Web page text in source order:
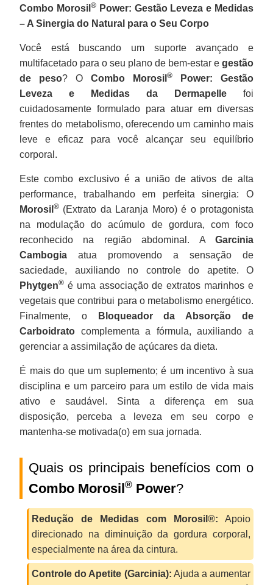
Combo Morosil ®Power: Gestão Leveza e Medidas
– A Sinergia do Natural para o Seu Corpo
Você está buscando um suporte avançado e
multifacetado para o seu plano de bem-estar e gestão
de peso? O Combo Morosil ®
Power: Gestão
Leveza e Medidas da Dermapelle foi
cuidadosamente formulado para atuar em diversas
frentes do metabolismo, oferecendo um caminho mais
leve e eficaz para você alcançar seu equilíbrio
corporal.
Este combo exclusivo é a união de ativos de alta
performance, trabalhando em perfeita sinergia: O
Morosil ® (Extrato da Laranja Moro) é o protagonista
na modulação do acúmulo de gordura, com foco
reconhecido na região abdominal. A Garcinia
Cambogia atua promovendo a sensação de
saciedade, auxiliando no controle do apetite. O
Phytgen® é uma associação de extratos marinhos e
vegetais que contribui para o metabolismo energético.
Finalmente, o
Bloqueador da Absorção de
Carboidrato complementa a fórmula, auxiliando a
gerenciar a assimilação de açúcares da dieta.
É mais do que um suplemento; é um incentivo à sua
disciplina e um parceiro para um estilo de vida mais
ativo e saudável. Sinta a diferença em sua
disposição, perceba a leveza em seu corpo e
mantenha-se motivada(o) em sua jornada.
Quais os principais benefícios com o
Combo Morosil® Power?
Redução de Medidas com Morosil®: Apoio
direcionado na diminuição da gordura corporal,
especialmente na área da cintura.
Controle do Apetite (Garcinia): Ajuda a aumentar